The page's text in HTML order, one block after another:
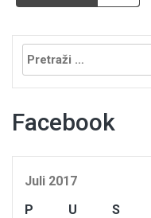
Pretraga:
Facebook
Juli 2017
P
U S